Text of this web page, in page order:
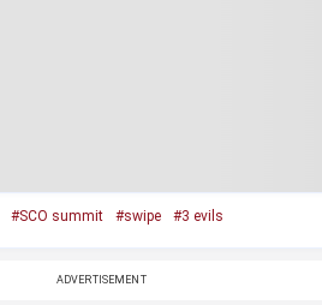
#SCO summit #swipe #3 evils
ADVERTISEMENT